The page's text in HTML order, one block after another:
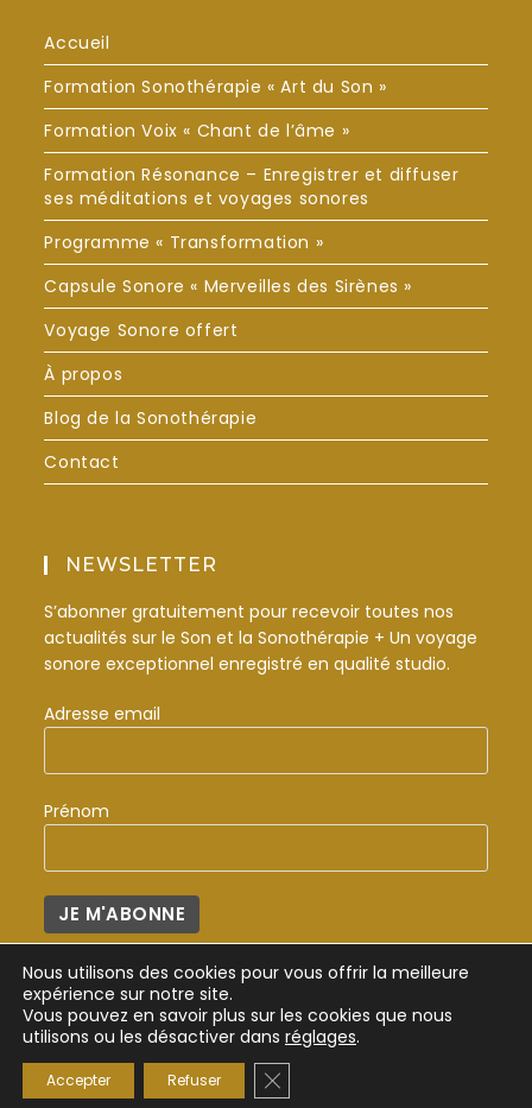
Accueil
Formation Sonothérapie « Art du Son »
Formation Voix « Chant de l’âme »
Formation Résonance – Enregistrer et diffuser
ses méditations et voyages sonores
Programme « Transformation »
Capsule Sonore « Merveilles des Sirènes »
Voyage Sonore offert
À propos
Blog de la Sonothérapie
Contact
NEWSLETTER
S’abonner gratuitement pour recevoir toutes nos
actualités sur le Son et la Sonothérapie + Un voyage
sonore exceptionnel enregistré en qualité studio.
Adresse email
Prénom
Politique de confidentialité
Copyright 2026 - DU GREEN ET DU LOVE
Nous utilisons des cookies pour vous offrir la meilleure
expérience sur notre site.
Vous pouvez en savoir plus sur les cookies que nous
utilisons ou les désactiver dans réglages.
Accepter Refuser Fermer la bannière des cookies